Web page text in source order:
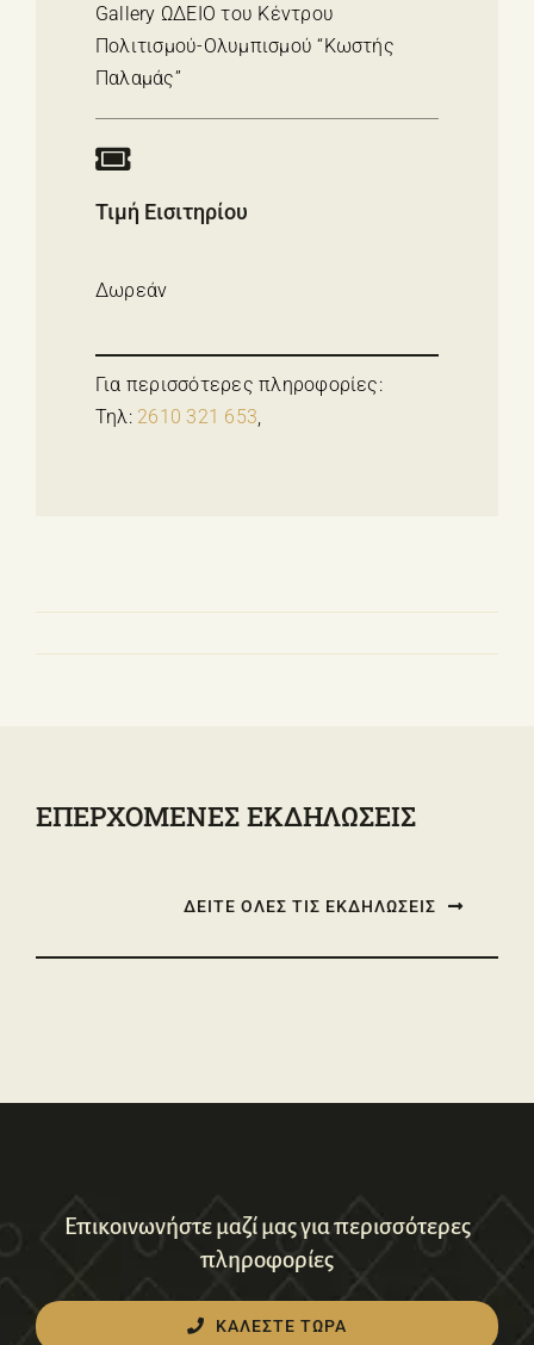
Gallery ΩΔΕΙΟ του Κέντρου
Πολιτισμού-Ολυμπισμού “Κωστής
Παλαμάς”
Τιμή Εισιτηρίου
Δωρεάν
Για περισσότερες πληροφορίες:
Τηλ: 2610 321 653
ΕΠΕΡΧΟΜΕΝΕΣ ΕΚΔΗΛΩΣΕΙΣ
ΔΕΙΤΕ ΟΛΕΣ ΤΙΣ ΕΚΔΗΛΩΣΕΙΣ
Επικοινωνήστε μαζί μας για περισσότερες
πληροφορίες
ΚΑΛΕΣΤΕ ΤΩΡΑ